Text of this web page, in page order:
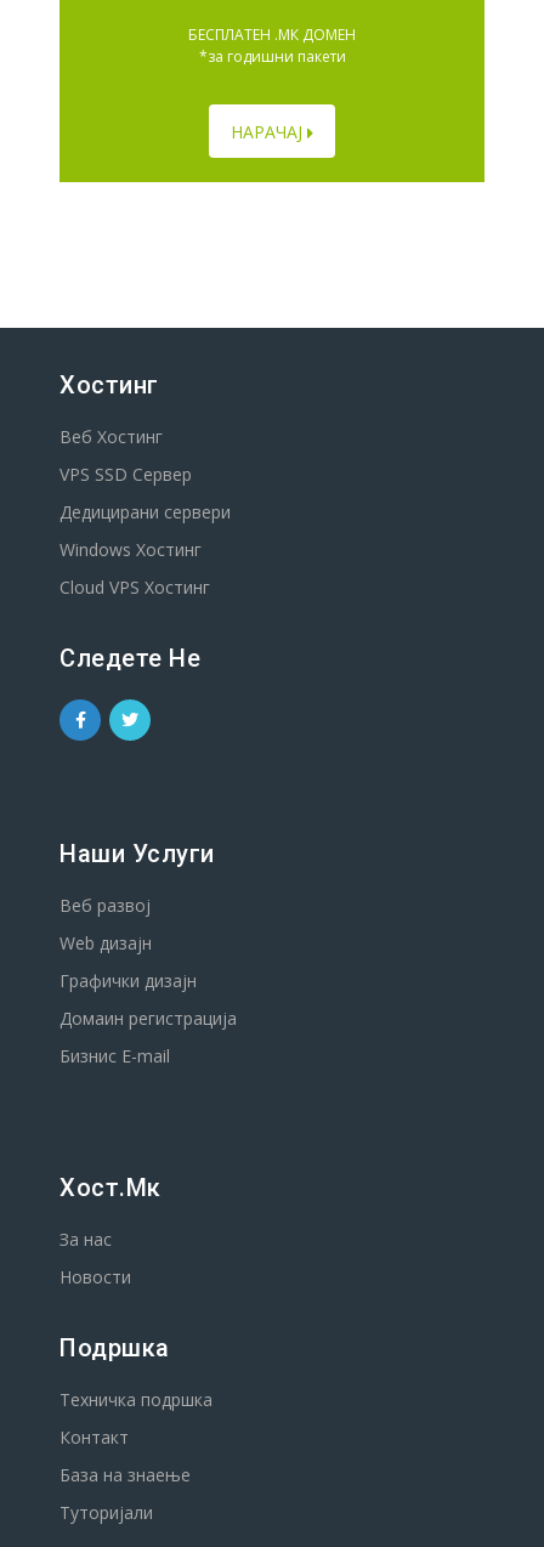
БЕСПЛАТЕН .МК ДОМЕН
*за годишни пакети
НАРАЧАЈ
Хостинг
Веб Хостинг
VPS SSD Сервер
Дедицирани сервери
Windows Хостинг
Cloud VPS Хостинг
Следете Не
Наши Услуги
Веб развој
Web дизајн
Графички дизајн
Домаин регистрација
Бизнис E-mail
Хост.мк
За нас
Новости
Подршка
Техничка подршка
Контакт
База на знаење
Туторијали